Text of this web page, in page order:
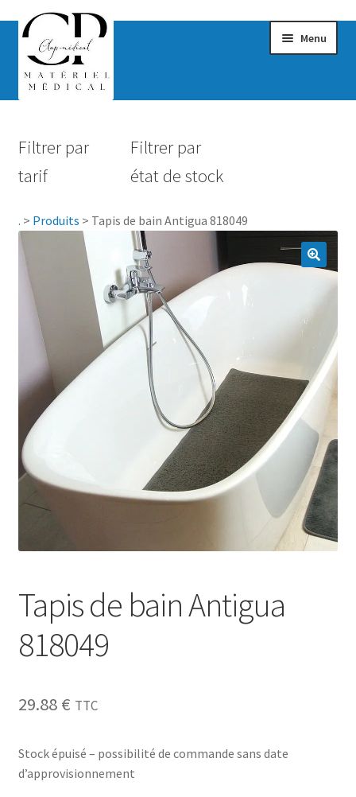
Menu
Hygiène
Rééducation
Accessoires Salle de bain
Vêtements & Chaussures
Sécurité
Pro.
Filtrer par
tarif
Filtrer par
état de stock
. > Produits > Tapis de bain Antigua 818049
Tapis de bain Antigua
818049
29.88 € TTC
Stock épuisé – possibilité de commande sans date
d’approvisionnement